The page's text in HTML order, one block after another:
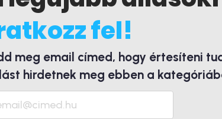
fel!
meg email címed, hogy értesíteni
hirdetnek meg ebben a